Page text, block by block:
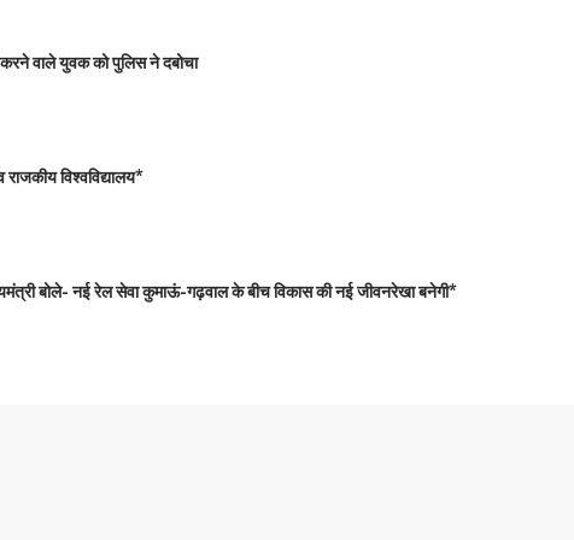
वाले युवक को पुलिस ने दबोचा
विश्वविद्यालय*
बोले- नई रेल सेवा कुमाऊं-गढ़वाल के बीच विकास की नई जीवनरेखा बनेगी*